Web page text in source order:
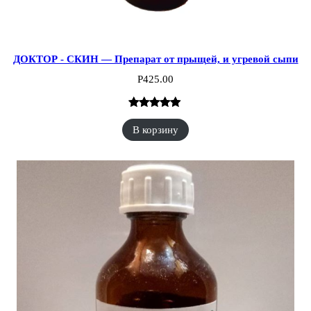
ДОКТОР - СКИН — Препарат от прыщей, и угревой сыпи
Р425.00
Рейтинг
5.00из 5 на
опроса
4
пользователей
В корзину